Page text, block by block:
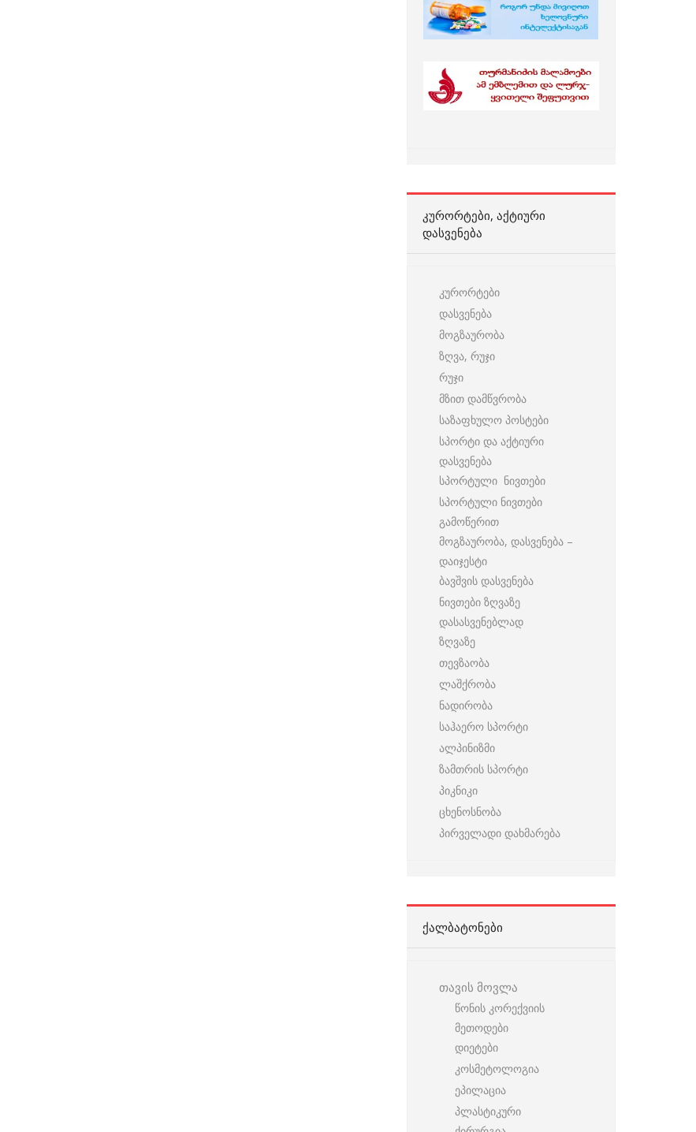
ᲙᲣᲠᲝᲠᲢᲔᲑᲘ, ᲐᲥᲢᲘᲣᲠᲘ
ᲓᲐᲡᲕᲔᲜᲔᲑᲐ
კურორტები
დასვენება
მოგზაურობა
ზღვა, რუჯი
რუჯი
მზით დამწვრობა
საზაფხულო პოსტები
სპორტი და აქტიური
დასვენება
სპორტული ნივთები
სპორტული ნივთები
გამოწერით
მოგზაურობა, დასვენება –
დაიჯესტი
ბავშვის დასვენება
ნივთები ზღვაზე
დასასვენებლად
ზღვაზე
თევზაობა
ლაშქრობა
ნადირობა
საჰაერო სპორტი
ალპინიზმი
ზამთრის სპორტი
პიკნიკი
ცხენოსნობა
პირველადი დახმარება
ᲥᲐᲚᲑᲐᲢᲝᲜᲔᲑᲘ
თავის მოვლა
წონის კორექვიის
მეთოდები
დიეტები
კოსმეტოლოგია
ეპილაცია
პლასტიკური